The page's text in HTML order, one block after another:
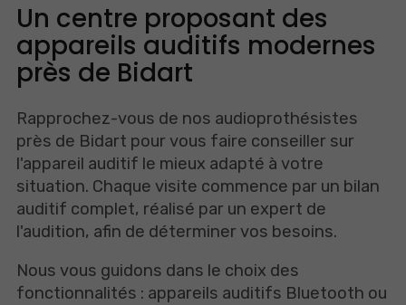
Un centre proposant des
appareils auditifs modernes
près de Bidart
Rapprochez-vous de nos audioprothésistes
près de Bidart pour vous faire conseiller sur
l'appareil auditif le mieux adapté à votre
situation. Chaque visite commence par un bilan
auditif complet, réalisé par un expert de
l'audition, afin de déterminer vos besoins.
Nous vous guidons dans le choix des
fonctionnalités : appareils auditifs Bluetooth ou